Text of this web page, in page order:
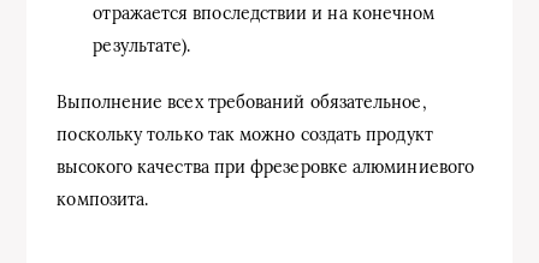
отражается впоследствии и на конечном
результате).
Выполнение всех требований обязательное,
поскольку только так можно создать продукт
высокого качества при фрезеровке алюминиевого
композита.